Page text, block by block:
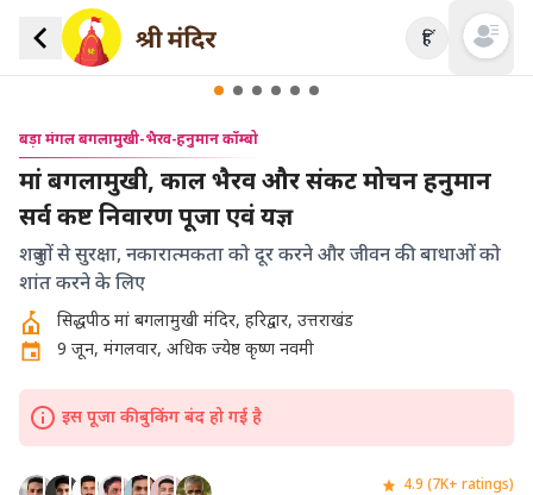
हिं Open
बड़ा मंगल बगलामुखी-भैरव-हनुमान कॉम्बो
मां बगलामुखी, काल भैरव और संकट मोचन हनुमान
सर्व कष्ट निवारण पूजा एवं यज्ञ
शत्रुओं से सुरक्षा, नकारात्मकता को दूर करने और जीवन की बाधाओं को
शांत करने के लिए
सिद्धपीठ मां बगलामुखी मंदिर, हरिद्वार, उत्तराखंड
9 जून, मंगलवार, अधिक ज्येष्ठ कृष्ण नवमी
इस पूजा की बुकिंग बंद हो गई है
4.9 (7K+ ratings)